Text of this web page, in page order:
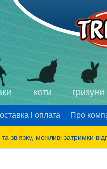
коти гризуни
і оплата Про
зв'язку, можливі затримки